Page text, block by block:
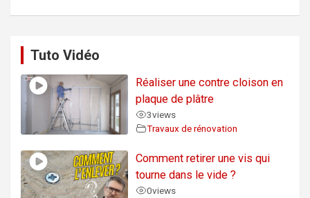
Tuto Vidéo
Réaliser une contre cloison en
plaque de plâtre
3views
Travaux de rénovation
Comment retirer une vis qui
tourne dans le vide ?
0views